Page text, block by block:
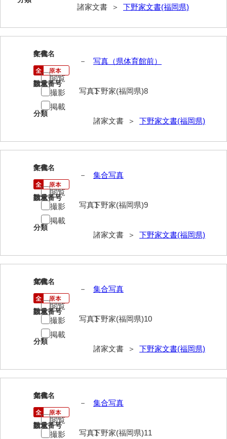
岡本家文書（周防大島町）
小川家文書
尾崎家文書
尾崎家文書（防府市）
小沢家文書（阿東町）
小沢太郎文書
小田家文書（山口市吉敷）
小田家文書（柳井市和田）
小田家文書（山口市下小鯖）
小野家文書
鹿島家文書
梶山家文書
鍛冶利吉文書
片岡トミ子自作農地木札
堅田家文書（一般郷土伝来）
堅田家文書（山口市）
片山家文書（阿東町）
片山家文書（下関市豊浦）
片山家文書（美和町）
諸家文書 ＞ 下野家文書(福岡県)
8
文書名
写真（県体育館前）
請求番号
下野家(福岡県)8
分類
諸家文書 ＞ 下野家文書(福岡県)
年代
－
数量
写真1
閲覧
撮影
掲載
9
文書名
集合写真
請求番号
下野家(福岡県)9
分類
諸家文書 ＞ 下野家文書(福岡県)
年代
－
数量
写真1
閲覧
撮影
掲載
10
文書名
集合写真
請求番号
下野家(福岡県)10
分類
諸家文書 ＞ 下野家文書(福岡県)
年代
－
数量
写真1
閲覧
撮影
掲載
11
文書名
集合写真
請求番号
下野家(福岡県)11
年代
－
数量
写真1
閲覧
撮影